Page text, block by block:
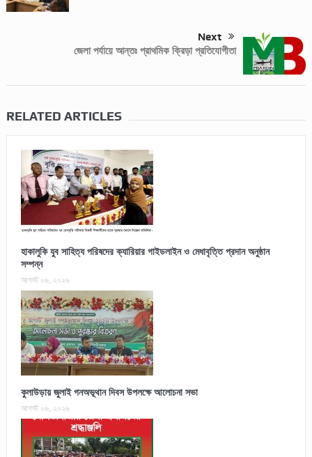
Next
জেলা পর্যায়ে আন্তঃ প্রাথমিক ক্রিড়া প্রতিযোগীতা
RELATED ARTICLES
হাকালুকি যুব সাহিত্য পরিষদের ক্যারিয়ার গাইডলাইন ও মেধাবৃত্তি প্রদান অনুষ্ঠান
সম্পন্ন
আগস্ট ০৬, ২০২৬
কুলাউড়ায় জুলাই গনঅভূথান দিবস উপলক্ষে আলোচনা সভা
আগস্ট ০৬, ২০২৬